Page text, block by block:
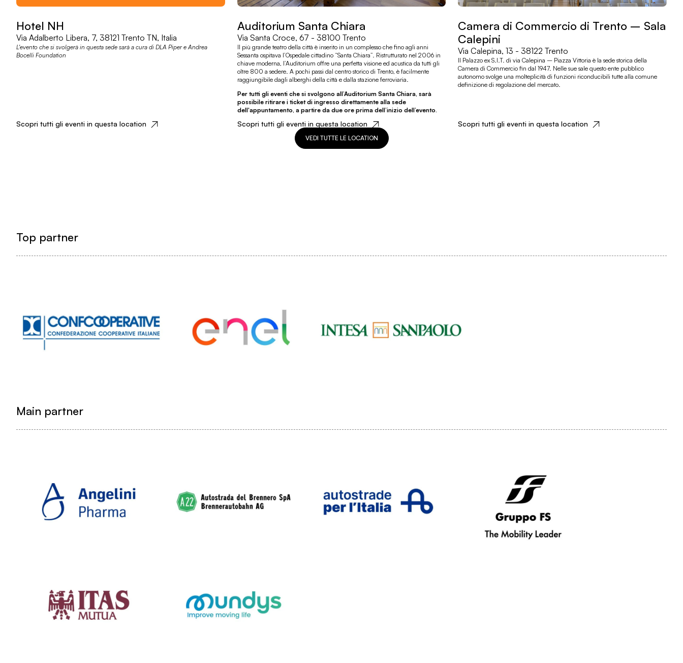
Hotel NH
Via Adalberto Libera, 7, 38121 Trento TN, Italia
L'evento che si svolgerà in questa sede sarà a cura di DLA Piper e Andrea
Bocelli Foundation
Scopri tutti gli eventi in questa location
Auditorium Santa Chiara
Via Santa Croce, 67 - 38100 Trento
Il più grande teatro della città è inserito in un complesso che fino agli anni
Sessanta ospitava l’Ospedale cittadino “Santa Chiara”. Ristrutturato nel 2006 in
chiave moderna, l’Auditorium offre una perfetta visione ed acustica da tutti gli
oltre 800 a sedere. A pochi passi dal centro storico di Trento, è facilmente
raggiungibile dagli alberghi della città e dalla stazione ferroviaria.
Per tutti gli eventi che si svolgono all’Auditorium Santa Chiara, sarà
possibile ritirare i ticket di ingresso direttamente alla sede
dell'appuntamento, a partire da due ore prima dell’inizio dell’evento.
Scopri tutti gli eventi in questa location
Camera di Commercio di Trento – Sala
Calepini
Via Calepina, 13 - 38122 Trento
Il Palazzo ex S.I.T. di via Calepina – Piazza Vittoria è la sede storica della
Camera di Commercio fin dal 1947. Nelle sue sale questo ente pubblico
autonomo svolge una molteplicità di funzioni riconducibili tutte alla comune
definizione di regolazione del mercato.
Scopri tutti gli eventi in questa location
VEDI TUTTE LE LOCATION
Top partner
Main partner